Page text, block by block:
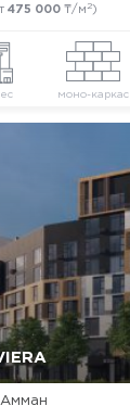
475 000 ₸/м 2)
моно-каркас
Амман
Да, удалить Отмена